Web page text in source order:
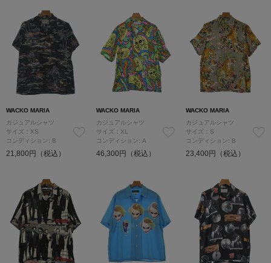
WACKO MARIA
カジュアルシャツ
サイズ：XS
コンディション: B
21,800円（税込）
WACKO MARIA
カジュアルシャツ
サイズ：XL
コンディション: A
46,300円（税込）
WACKO MARIA
カジュアルシャツ
サイズ：S
コンディション: B
23,400円（税込）